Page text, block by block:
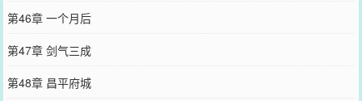
第46章 一个月后
第47章 剑气三成
第48章 昌平府城